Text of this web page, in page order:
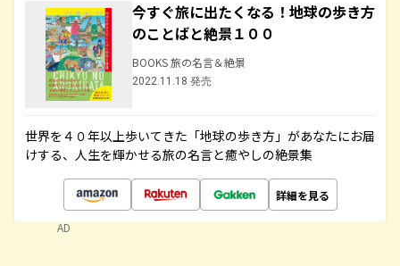
今すぐ旅に出たくなる！地球の歩き方
のことばと絶景１００
BOOKS 旅の名言＆絶景
2022.11.18 発売
世界を４０年以上歩いてきた「地球の歩き方」があなたにお届
けする、人生を輝かせる旅の名言と癒やしの絶景集
詳細を見る
AD